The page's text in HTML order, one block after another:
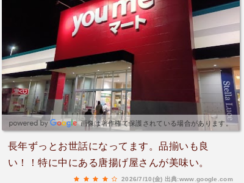
画像は著作権で保護されている場合があります。
長年ずっとお世話になってます。品揃いも良
い！！特に中にある唐揚げ屋さんが美味い。
2026/7/10(金) 出典:www.google.com